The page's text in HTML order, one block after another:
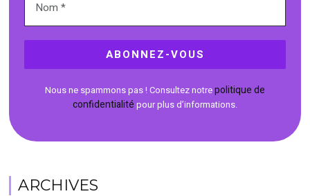
Nous ne spammons pas ! Consultez notrepolitique de
confidentialité pour plus d’informations.
ARCHIVES